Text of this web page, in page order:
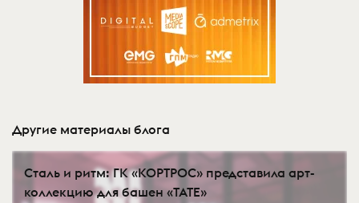
Другие материалы блога
Сталь и ритм: ГК «КОРТРОС» представила арт-
коллекцию для башен «TATE»